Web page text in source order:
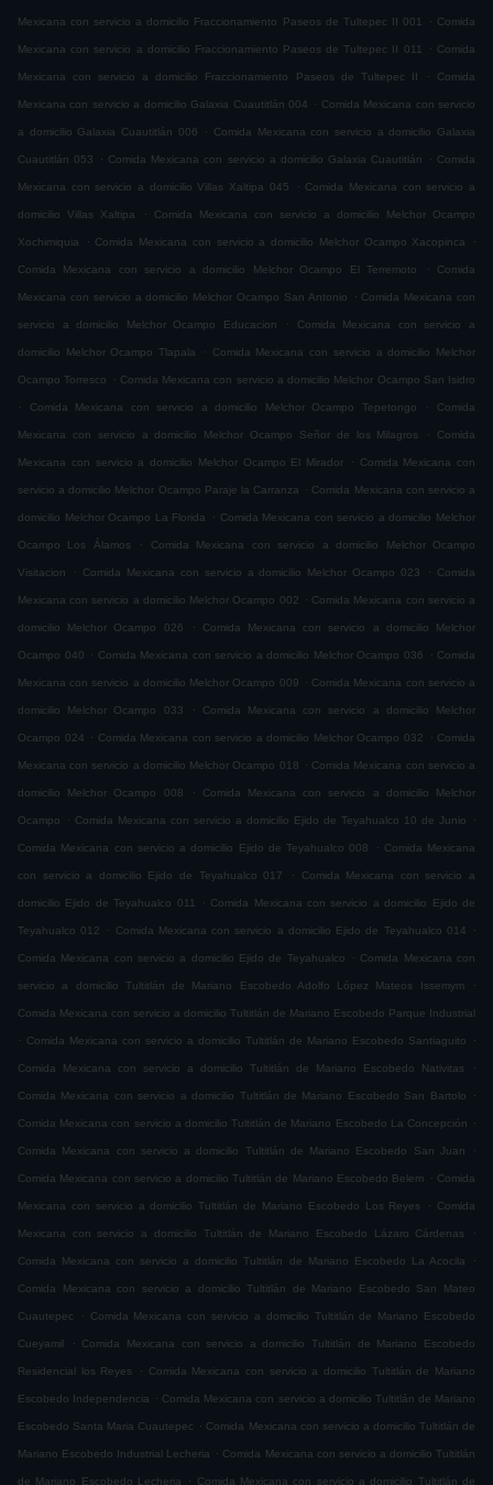
Mexicana con servicio a domicilio Fraccionamiento Paseos de Tultepec II 001 . Comida
Mexicana con servicio a domicilio Fraccionamiento Paseos de Tultepec II 011 . Comida
Mexicana con servicio a domicilio Fraccionamiento Paseos de Tultepec II . Comida
Mexicana con servicio a domicilio Galaxia Cuautitlán 004 . Comida Mexicana con servicio
a domicilio Galaxia Cuautitlán 006 . Comida Mexicana con servicio a domicilio Galaxia
Cuautitlán 053 . Comida Mexicana con servicio a domicilio Galaxia Cuautitlán . Comida
Mexicana con servicio a domicilio Villas Xaltipa 045 . Comida Mexicana con servicio a
domicilio Villas Xaltipa . Comida Mexicana con servicio a domicilio Melchor Ocampo
Xochimiquia . Comida Mexicana con servicio a domicilio Melchor Ocampo Xacopinca .
Comida Mexicana con servicio a domicilio Melchor Ocampo El Terremoto . Comida
Mexicana con servicio a domicilio Melchor Ocampo San Antonio . Comida Mexicana con
servicio a domicilio Melchor Ocampo Educacion . Comida Mexicana con servicio a
domicilio Melchor Ocampo Tlapala . Comida Mexicana con servicio a domicilio Melchor
Ocampo Torresco . Comida Mexicana con servicio a domicilio Melchor Ocampo San Isidro
.
Comida Mexicana con servicio a domicilio Melchor Ocampo Tepetongo . Comida
Mexicana con servicio a domicilio Melchor Ocampo Señor de los Milagros . Comida
Mexicana con servicio a domicilio Melchor Ocampo El Mirador . Comida Mexicana con
servicio a domicilio Melchor Ocampo Paraje la Carranza . Comida Mexicana con servicio a
domicilio Melchor Ocampo La Florida . Comida Mexicana con servicio a domicilio Melchor
Ocampo Los Álamos . Comida Mexicana con servicio a domicilio Melchor Ocampo
Visitacion . Comida Mexicana con servicio a domicilio Melchor Ocampo 023 . Comida
Mexicana con servicio a domicilio Melchor Ocampo 002 . Comida Mexicana con servicio a
domicilio Melchor Ocampo 026 . Comida Mexicana con servicio a domicilio Melchor
Ocampo 040 . Comida Mexicana con servicio a domicilio Melchor Ocampo 036 . Comida
Mexicana con servicio a domicilio Melchor Ocampo 009 . Comida Mexicana con servicio a
domicilio Melchor Ocampo 033 . Comida Mexicana con servicio a domicilio Melchor
Ocampo 024 . Comida Mexicana con servicio a domicilio Melchor Ocampo 032 . Comida
Mexicana con servicio a domicilio Melchor Ocampo 018 . Comida Mexicana con servicio a
domicilio Melchor Ocampo 008 . Comida Mexicana con servicio a domicilio Melchor
Ocampo . Comida Mexicana con servicio a domicilio Ejido de Teyahualco 10 de Junio .
Comida Mexicana con servicio a domicilio Ejido de Teyahualco 008 . Comida Mexicana
con servicio a domicilio Ejido de Teyahualco 017 . Comida Mexicana con servicio a
domicilio Ejido de Teyahualco 011 . Comida Mexicana con servicio a domicilio Ejido de
Teyahualco 012 . Comida Mexicana con servicio a domicilio Ejido de Teyahualco 014 .
Comida Mexicana con servicio a domicilio Ejido de Teyahualco . Comida Mexicana con
servicio a domicilio Tultitlán de Mariano Escobedo Adolfo López Mateos Issemym .
Comida Mexicana con servicio a domicilio Tultitlán de Mariano Escobedo Parque Industrial
. Comida Mexicana con servicio a domicilio Tultitlán de Mariano Escobedo Santiaguito .
Comida Mexicana con servicio a domicilio Tultitlán de Mariano Escobedo Nativitas .
Comida Mexicana con servicio a domicilio Tultitlán de Mariano Escobedo San Bartolo .
Comida Mexicana con servicio a domicilio Tultitlán de Mariano Escobedo La Concepción .
Comida Mexicana con servicio a domicilio Tultitlán de Mariano Escobedo San Juan .
Comida Mexicana con servicio a domicilio Tultitlán de Mariano Escobedo Belem . Comida
Mexicana con servicio a domicilio Tultitlán de Mariano Escobedo Los Reyes . Comida
Mexicana con servicio a domicilio Tultitlán de Mariano Escobedo Lázaro Cárdenas .
Comida Mexicana con servicio a domicilio Tultitlán de Mariano Escobedo La Acocila .
Comida Mexicana con servicio a domicilio Tultitlán de Mariano Escobedo San Mateo
Cuautepec . Comida Mexicana con servicio a domicilio Tultitlán de Mariano Escobedo
Cueyamil . Comida Mexicana con servicio a domicilio Tultitlán de Mariano Escobedo
Residencial los Reyes . Comida Mexicana con servicio a domicilio Tultitlán de Mariano
Escobedo Independencia . Comida Mexicana con servicio a domicilio Tultitlán de Mariano
Escobedo Santa Maria Cuautepec . Comida Mexicana con servicio a domicilio Tultitlán de
Mariano Escobedo Industrial Lecheria . Comida Mexicana con servicio a domicilio Tultitlán
de Mariano Escobedo Lecheria . Comida Mexicana con servicio a domicilio Tultitlán de